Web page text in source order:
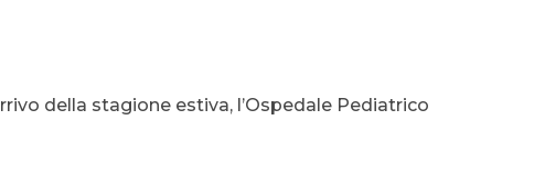
della stagione estiva, l’Ospedale Pediatrico